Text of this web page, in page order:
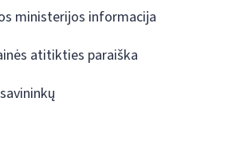
ministerijos informacija
atitikties paraiška